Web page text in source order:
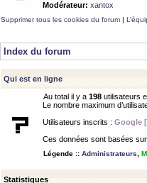
Modérateur: xantox
Supprimer tous les cookies du forum |
Index du forum
Qui est en ligne
Au total il y a 198 utilisateurs
Le nombre maximum
Utilisateurs inscrits : Google
Ces données sont basées
Légende :: Administrateurs
Statistiques